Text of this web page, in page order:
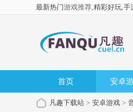
最新热门游戏推荐,精彩好玩,手
首页 安卓
凡趣下载站 > 安卓游戏 >